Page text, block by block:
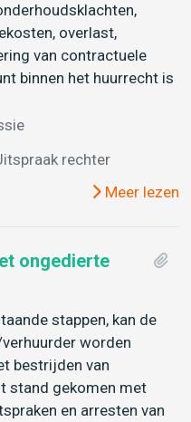
overlast,
van contractuele
binnen het huurrecht is
rechter
Meer lezen
ongedierte
stappen, kan de
worden
bestrijden van
stand gekomen met
en arresten van